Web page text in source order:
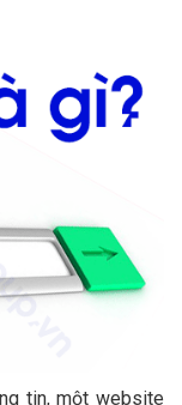
tin, một website